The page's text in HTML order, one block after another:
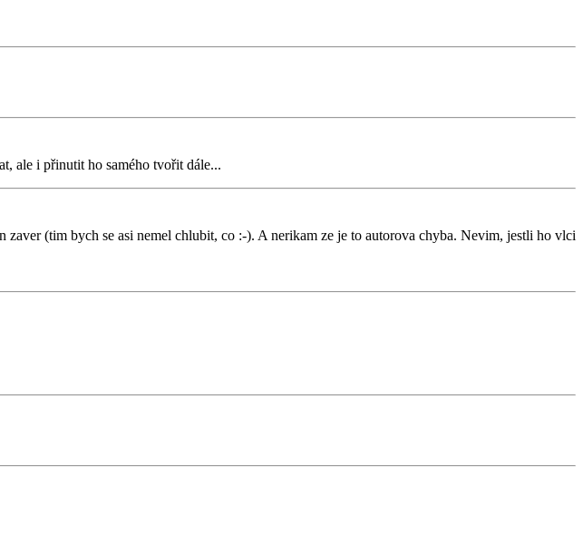
ale i přinutit ho samého tvořit dále...
(tim bych se asi nemel chlubit, co :-). A nerikam ze je to autorova chyba. Nevim, jestli ho vlci